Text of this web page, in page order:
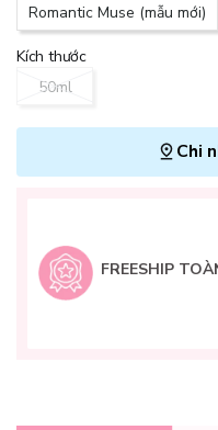
Romantic Muse (mẫu mới)
Kích thước
50ml
Chi
FREESHIP